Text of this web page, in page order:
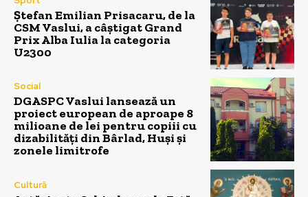
Ștefan Emilian Prisacaru, de la
CSM Vaslui, a câștigat Grand
Prix Alba Iulia la categoria
U2300
Social
DGASPC Vaslui lansează un
proiect european de aproape 8
milioane de lei pentru copiii cu
dizabilități din Bârlad, Huși și
zonele limitrofe
Cultură